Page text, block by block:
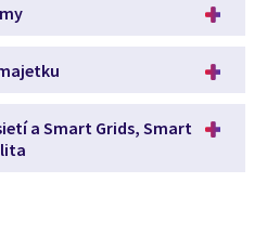
a Smart Grids, Smart